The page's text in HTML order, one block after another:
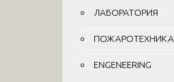
ЛАБОРАТОРИЯ
ПОЖАРОТЕХНИКА
ENGENEERING